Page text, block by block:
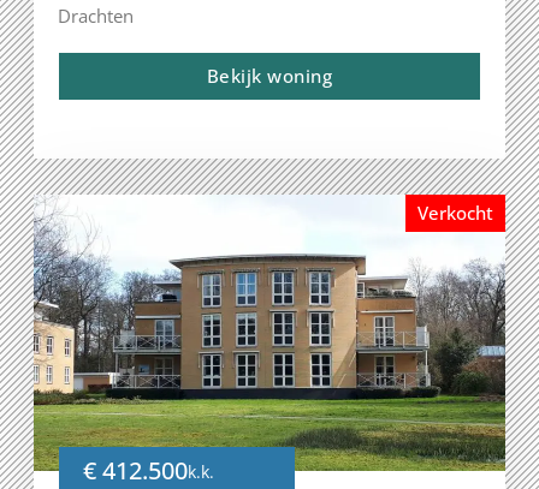
Drachten
Bekijk woning
Verkocht
€ 412.500k.k.